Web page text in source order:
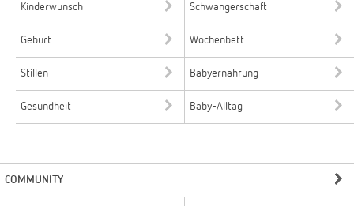
Kinderwunsch Schwangerschaft
Geburt Wochenbett
Stillen Babyernährung
Gesundheit Baby-Alltag
COMMUNITY